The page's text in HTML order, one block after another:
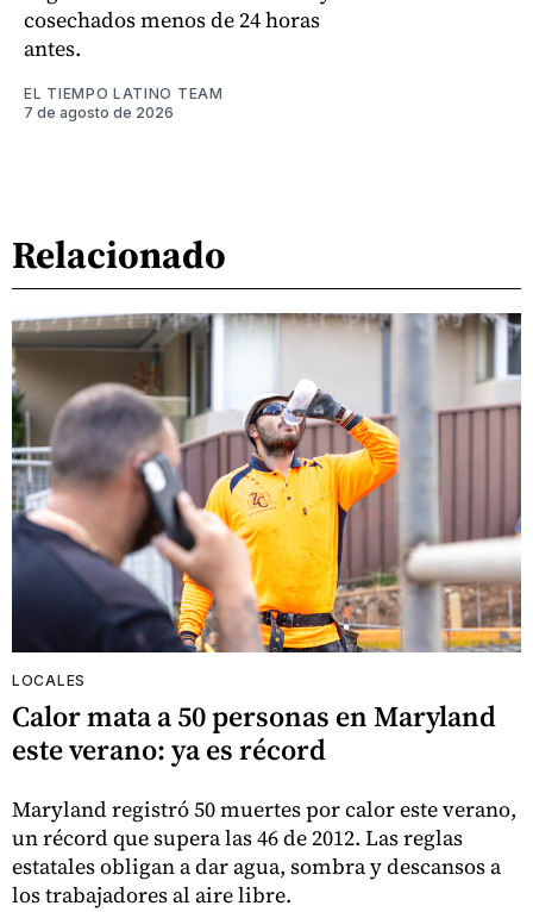
cosechados menos de 24 horas
antes.
EL TIEMPO LATINO TEAM
7 de agosto de 2026
Relacionado
LOCALES
Calor mata a 50 personas en Maryland
este verano: ya es récord
Maryland registró 50 muertes por calor este verano,
un récord que supera las 46 de 2012. Las reglas
estatales obligan a dar agua, sombra y descansos a
los trabajadores al aire libre.